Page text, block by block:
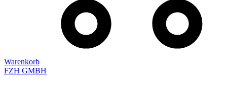
Warenkorb
FZH GMBH